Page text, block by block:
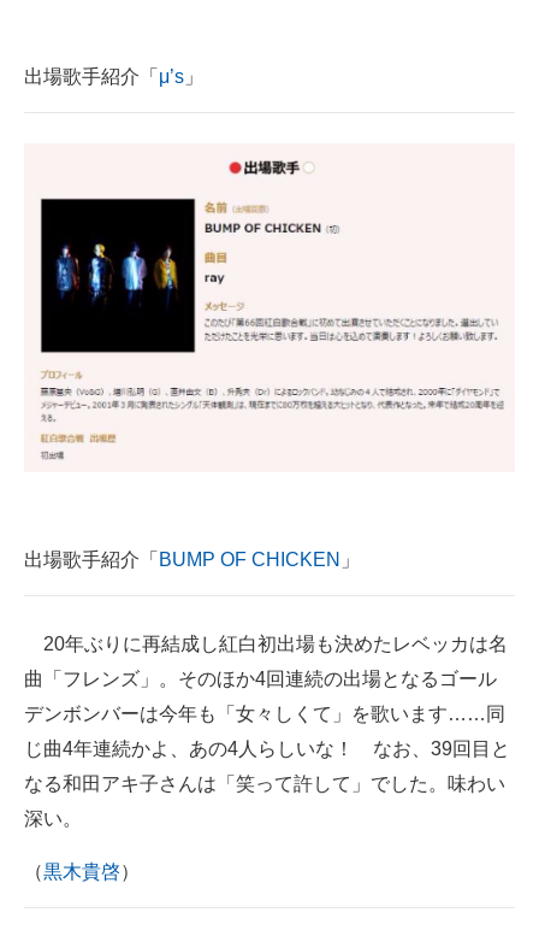
出場歌手紹介「 μ’s 」
出場歌手紹介「 BUMP OF CHICKEN 」
20年ぶりに再結成し紅白初出場も決めたレベッカは名
曲「フレンズ」。そのほか4回連続の出場となるゴール
デンボンバーは今年も「女々しくて」を歌います……同
じ曲4年連続かよ、あの4人らしいな！ なお、39回目と
なる和田アキ子さんは「笑って許して」でした。味わい
深い。
（黒木貴啓）